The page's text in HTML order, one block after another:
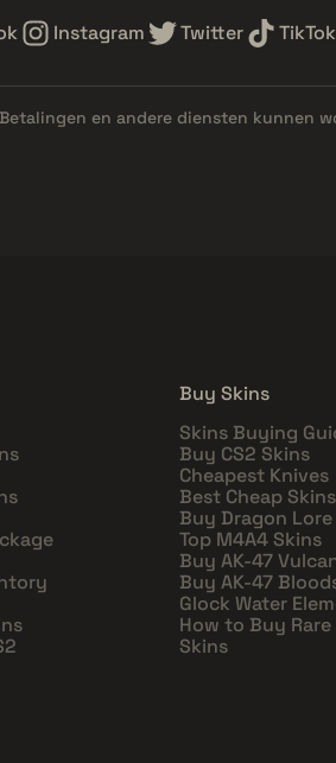
Instagram Twitter TikTok
en andere diensten kunnen
Buy Skins
Skins Buying
Buy CS2 Skins
Cheapest Knives
Best Cheap Skins
Buy Dragon Lore
Top M4A4 Skins
Buy AK-47
Buy AK-47
Glock Water
How to Buy Rare
Skins